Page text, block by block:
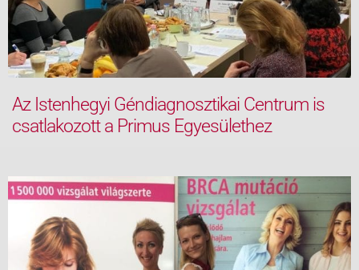
Az Istenhegyi Géndiagnosztikai Centrum is
csatlakozott a Primus Egyesülethez